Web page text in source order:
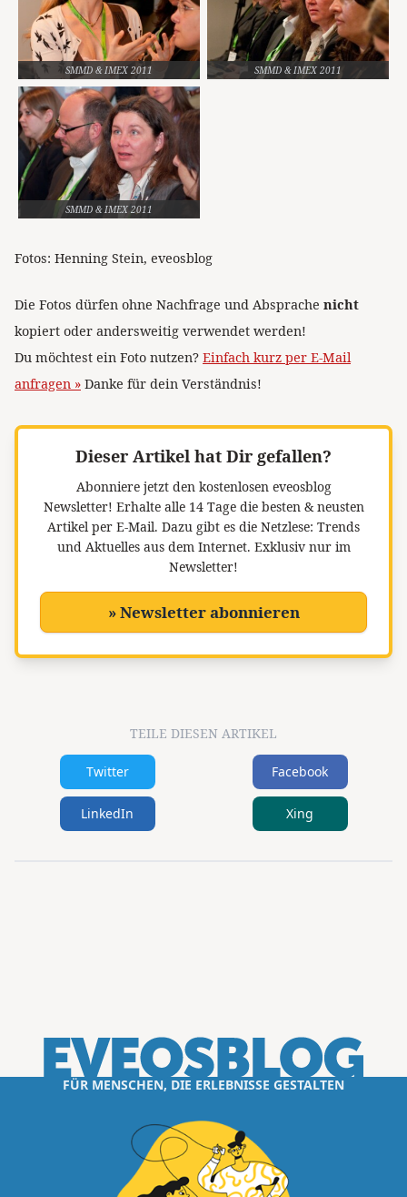
SMMD & IMEX 2011 SMMD & IMEX 2011
SMMD & IMEX 2011
Fotos: Henning Stein, eveosblog
Die Fotos dürfen ohne Nachfrage und Absprache nicht
kopiert oder andersweitig verwendet werden!
Du möchtest ein Foto nutzen? Einfach kurz per E-Mail
anfragen » Danke für dein Verständnis!
Dieser Artikel hat Dir gefallen?
Abonniere jetzt den kostenlosen eveosblog
Newsletter! Erhalte alle 14 Tage die besten & neusten
Artikel per E-Mail. Dazu gibt es die Netzlese: Trends
und Aktuelles aus dem Internet. Exklusiv nur im
Newsletter!
» Newsletter abonnieren
TEILE DIESEN ARTIKEL
Twitter Facebook
LinkedIn Xing
FÜR MENSCHEN, DIE ERLEBNISSE GESTALTEN